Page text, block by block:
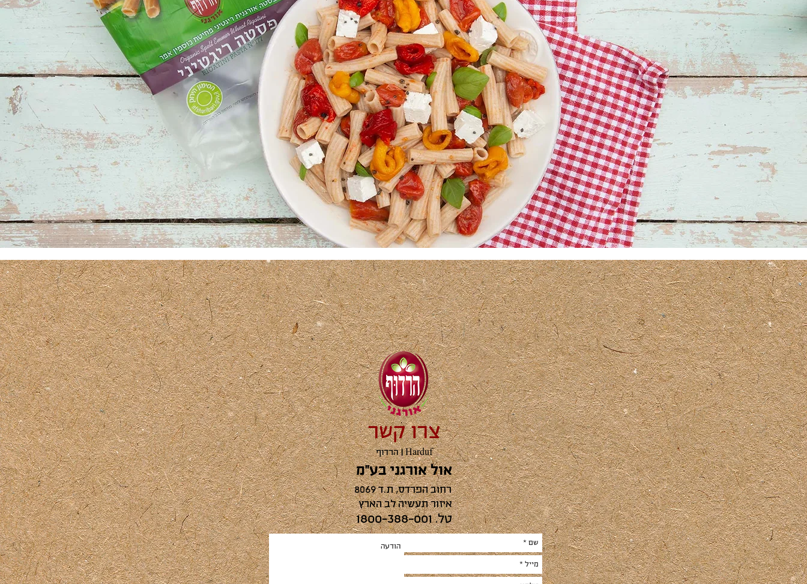
צרו קשר
אול אורגני בע״מ
רחוב‭ ‬הפרדס, ת.ד 8069
איזור‭ ‬תעשיה‭ ‬לב‭ ‬הארץ‭ ‬
טל. 1800-388-001
הרדוף| Harduf